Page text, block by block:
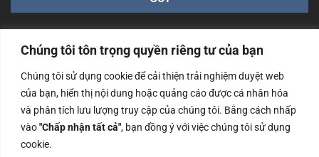
Chúng tôi tôn trọng quyền riêng tư của bạn
Chúng tôi sử dụng cookie để cải thiện trải nghiệm duyệt web
của bạn, hiển thị nội dung hoặc quảng cáo được cá nhân hóa
và phân tích lưu lượng truy cập của chúng tôi. Bằng cách nhấp
vào"Chấp nhận tất cả", bạn đồng ý với việc chúng tôi sử dụng
cookie.
Công ty TNHH Nam Bình Xương - Số ĐKKD: 0108783483
cấp ngày 14/06/2019 bởi Sở Kế Hoạch và Đầu Tư Tp. Hà
Nội
Copyrights @2023 Nam Binh Xuong. All Rights Reserved